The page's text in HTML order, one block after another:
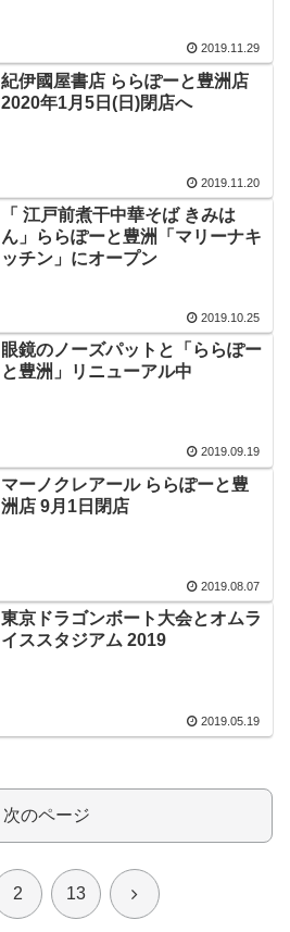
2019.11.29
紀伊國屋書店 ららぽーと豊洲店
2020年1月5日(日)閉店へ
2019.11.20
「 江戸前煮干中華そば きみは
ん」ららぽーと豊洲「マリーナキ
ッチン」にオープン
2019.10.25
眼鏡のノーズパットと「ららぽー
と豊洲」リニューアル中
2019.09.19
マーノクレアール ららぽーと豊
洲店 9月1日閉店
2019.08.07
東京ドラゴンボート大会とオムラ
イススタジアム 2019
2019.05.19
次のページ
2 13 次